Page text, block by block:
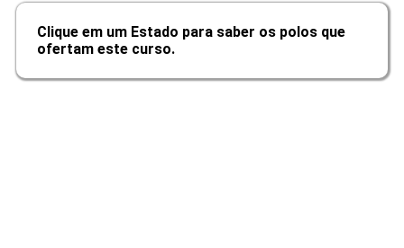
10h
Clique em um Estado para saber os polos que
ofertam este curso.